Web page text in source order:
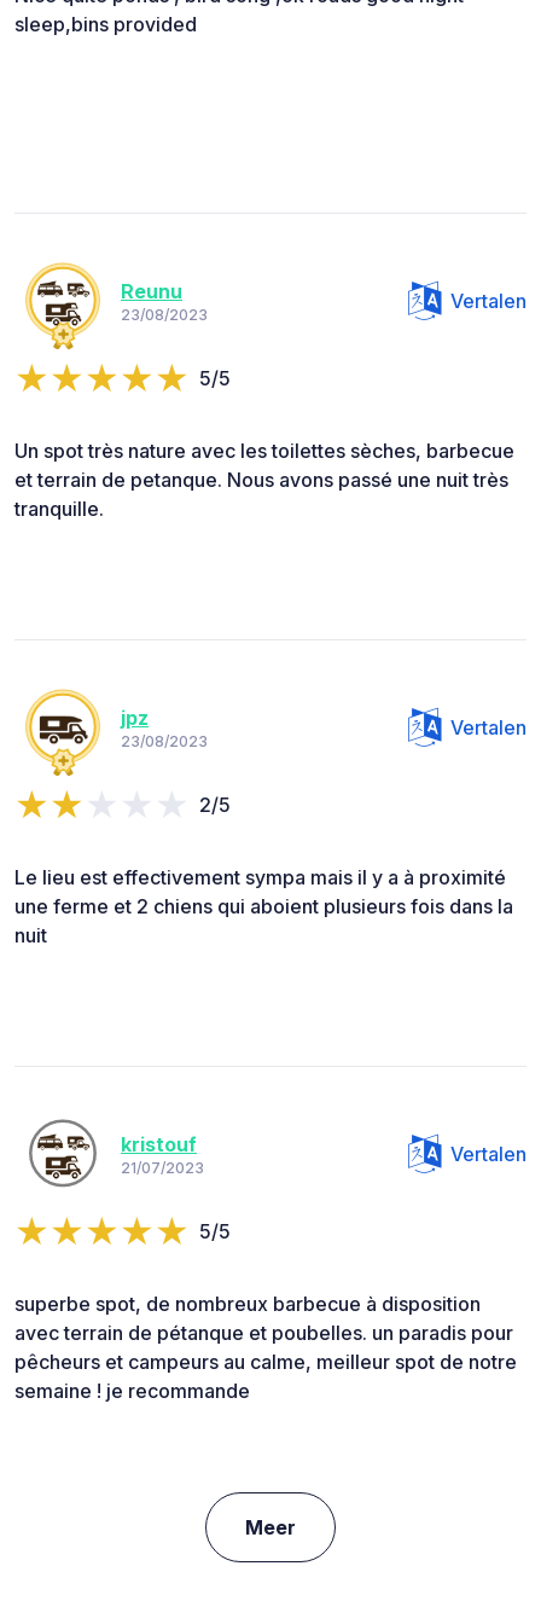
sleep,bins provided
Reunu
23/08/2023
Vertalen
5/5
Un spot très nature avec les toilettes sèches, barbecue
et terrain de petanque. Nous avons passé une nuit très
tranquille.
jpz
23/08/2023
Vertalen
2/5
Le lieu est effectivement sympa mais il y a à proximité
une ferme et 2 chiens qui aboient plusieurs fois dans la
nuit
kristouf
21/07/2023
Vertalen
5/5
superbe spot, de nombreux barbecue à disposition
avec terrain de pétanque et poubelles. un paradis pour
pêcheurs et campeurs au calme, meilleur spot de notre
semaine ! je recommande
Meer